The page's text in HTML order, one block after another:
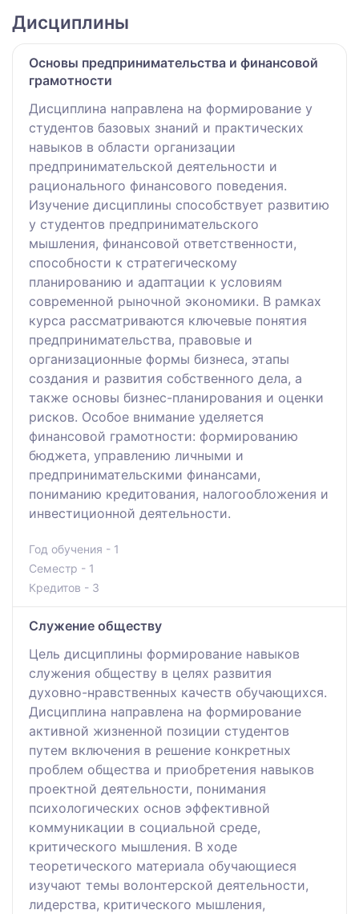
Дисциплины
Основы предпринимательства и финансовой
грамотности
Дисциплина направлена на формирование у
студентов базовых знаний и практических
навыков в области организации
предпринимательской деятельности и
рационального финансового поведения.
Изучение дисциплины способствует развитию
у студентов предпринимательского
мышления, финансовой ответственности,
способности к стратегическому
планированию и адаптации к условиям
современной рыночной экономики. В рамках
курса рассматриваются ключевые понятия
предпринимательства, правовые и
организационные формы бизнеса, этапы
создания и развития собственного дела, а
также основы бизнес-планирования и оценки
рисков. Особое внимание уделяется
финансовой грамотности: формированию
бюджета, управлению личными и
предпринимательскими финансами,
пониманию кредитования, налогообложения и
инвестиционной деятельности.
Год обучения - 1
Семестр - 1
Кредитов - 3
Служение обществу
Цель дисциплины формирование навыков
служения обществу в целях развития
духовно-нравственных качеств обучающихся.
Дисциплина направлена на формирование
активной жизненной позиции студентов
путем включения в решение конкретных
проблем общества и приобретения навыков
проектной деятельности, понимания
психологических основ эффективной
коммуникации в социальной среде,
критического мышления. В ходе
теоретического материала обучающиеся
изучают темы волонтерской деятельности,
лидерства, критического мышления,